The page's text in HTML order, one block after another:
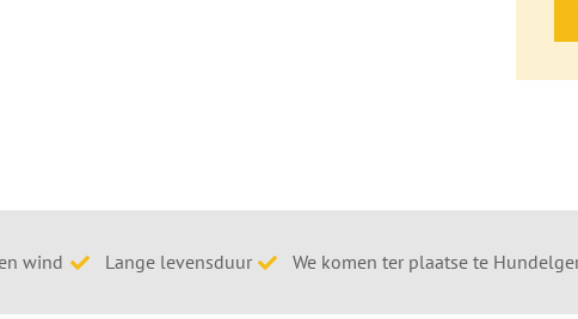
wind Lange levensduur We komen ter plaatse te